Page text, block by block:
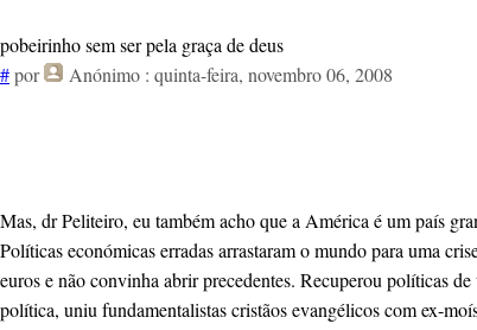
pobeirinho sem ser pela graça de deus
#por Anónimo : quinta-feira, novembro 06, 2008
Mas, dr Peliteiro, eu também acho que a América é um país
Políticas económicas erradas arrastaram o mundo para uma
euros e não convinha abrir precedentes. Recuperou políticas
política, uniu fundamentalistas cristãos evangélicos com ex-